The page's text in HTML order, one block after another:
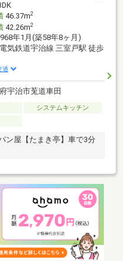
46.37m2
42.26m2
年1月(築58年8ヶ月)
気鉄道宇治線 三室戸駅 徒歩
通
宇治市莵道車田
システムキッチン
ン屋【たまき亭】車で3分